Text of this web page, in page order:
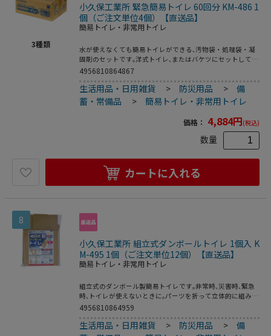
3種類
小久保工業所 緊急簡易トイレ 60回分 KM-486 1
個（ご注文単位4個）【直送品】
簡易トイレ・非常用トイレ
水が使えなくても簡易トイレができる､汚物袋・処理袋・凝
固剤のセットです｡洋式トイレ､またはバケツにセットして使
います｡消臭効果のある凝固剤で､便や尿をすばやくゼリー状
に固め､ニオイを閉じ込めます｡厚めの汚物袋と処理袋で二重
にしっかり包めます｡ニオイ漏れを気にせず､安心してお使い
いただけます｡●入数:60セット(60回分)
4956810864867
生活用品・日用雑貨 > 防災用品 >備
蓄・常備品
> 簡易トイレ・非常用トイレ
価格： 4,884円(税込)
数量
カートに入れる
8
小久保工業所 組立式ダンボールトイレ 1個入 K
M-495 1個（ご注文単位12個）【直送品】
簡易トイレ・非常用トイレ
組立式のダンボール製簡易トイレです｡非常時､災害時､緊急
時､トイレが使えないときに｡パーツを折って立体的に組み合
わせるだけの簡単組み立て｡ハサミ・カッター・テープなど
は不要です｡※体重100kgまでの方にご使用いただけます｡※
汚物袋・処理袋・凝固剤等は付属しません｡●パーツ構成:外
4956810864959
生活用品・日用雑貨 > 防災用品 >備